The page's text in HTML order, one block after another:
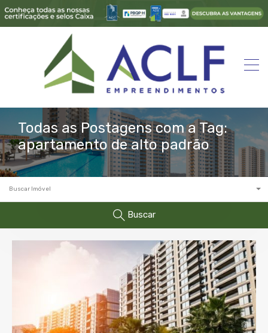
Todas as Postagens com a Tag:
apartamento de alto padrão
Buscar Imóvel
Buscar